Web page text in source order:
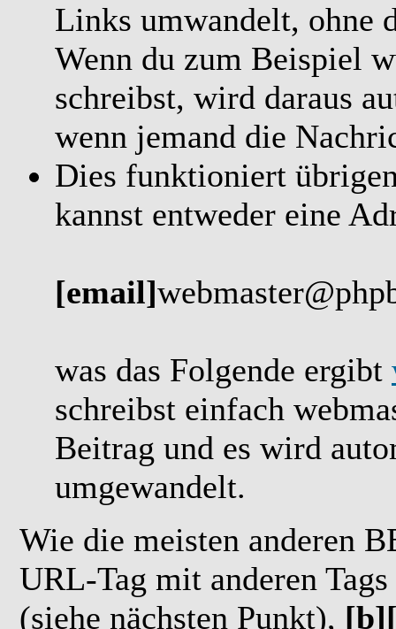
Links umwandelt, ohne
Wenn du zum Beispiel
schreibst, wird daraus
wenn jemand die
Dies funktioniert
kannst entweder eine
[email]
was das Folgende ergibt
schreibst einfach
Beitrag und es wird
umgewandelt.
Wie die meisten anderen
URL-Tag mit anderen
(siehe nächsten Punkt),